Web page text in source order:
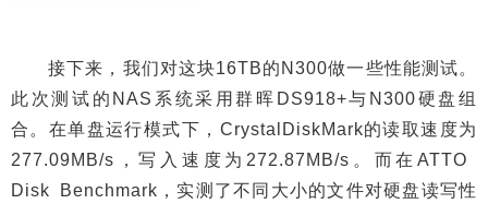
接下来，我们对这块16TB的N300做一些性能测试。
此次测试的NAS系统采用群晖DS918+与N300硬盘组
合。在单盘运行模式下，CrystalDiskMark的读取速度为
277.09MB/s，写入速度为272.87MB/s。而在ATTO
Disk Benchmark，实测了不同大小的文件对硬盘读写性